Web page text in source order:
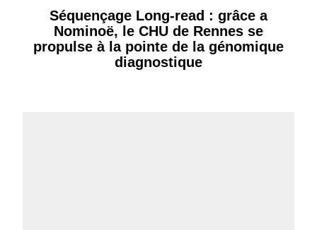
Séquençage Long-read : grâce a
Nominoë, le CHU de Rennes se
propulse à la pointe de la génomique
diagnostique